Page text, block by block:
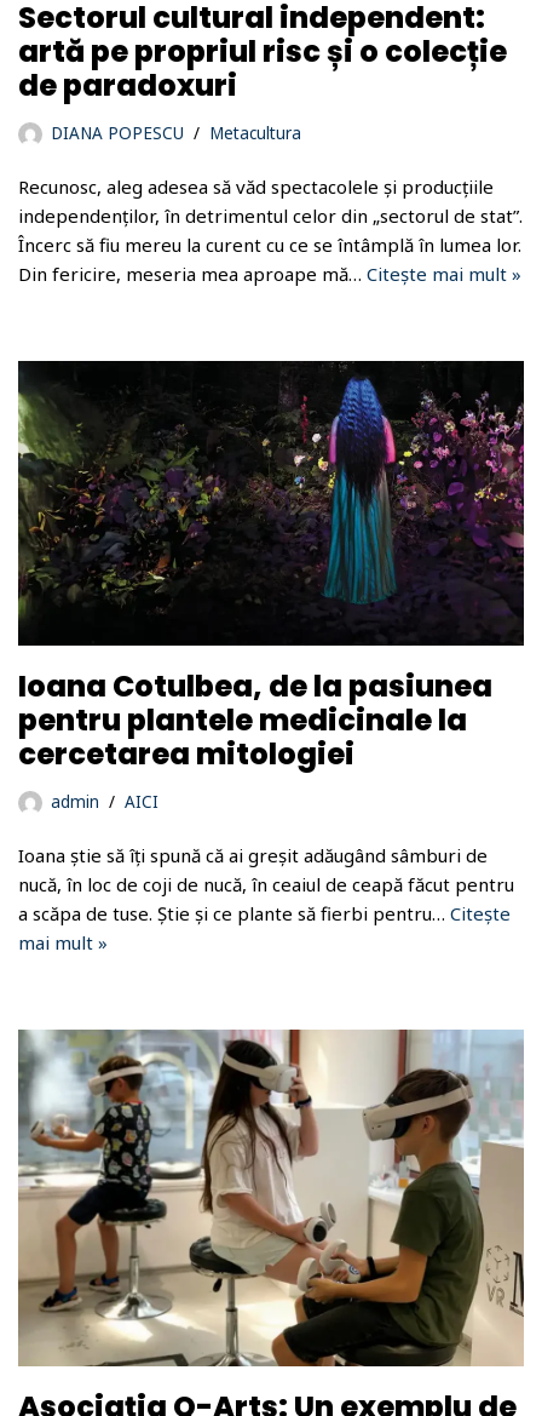
Sectorul cultural independent:
artă pe propriul risc și o colecție
de paradoxuri
DIANA POPESCU Metacultura
Recunosc, aleg adesea să văd spectacolele și producțiile
independenților, în detrimentul celor din „sectorul de stat”.
Încerc să fiu mereu la curent cu ce se întâmplă în lumea lor.
Din fericire, meseria mea aproape mă… Citește mai mult »
Ioana Cotulbea, de la pasiunea
pentru plantele medicinale la
cercetarea mitologiei
admin AICI
Ioana știe să îți spună că ai greșit adăugând sâmburi de
nucă, în loc de coji de nucă, în ceaiul de ceapă făcut pentru
a scăpa de tuse. Știe și ce plante să fierbi pentru… Citește
mai mult »
Asociaţia Q-Arts: Un exemplu de